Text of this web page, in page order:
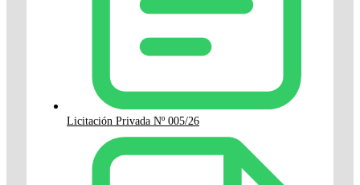
Licitación Privada Nº 005/26